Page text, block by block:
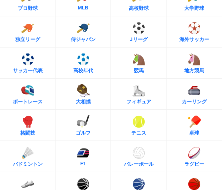
プロ野球 MLB 高校野球 大学野球
独立リーグ 侍ジャパン Jリーグ 海外サッカー
サッカー代表 高校年代 競馬 地方競馬
ボートレース 大相撲 フィギュア カーリング
格闘技 ゴルフ テニス 卓球
バドミントン F1 バレーボール ラグビー